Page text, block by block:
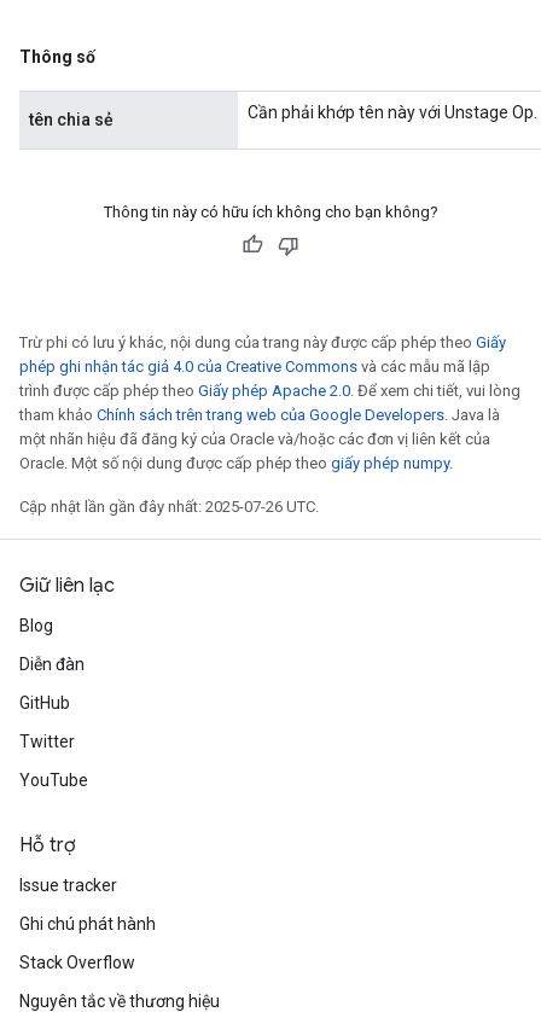
Thông số
tên chia sẻ Cần phải khớp tên này với Unstage Op.
Thông tin này có hữu ích không cho bạn không?
Trừ phi có lưu ý khác, nội dung của trang này được cấp phép theo Giấy
phép ghi nhận tác giả 4.0 của Creative Commons và các mẫu mã lập
trình được cấp phép theo Giấy phép Apache 2.0. Để xem chi tiết, vui lòng
tham khảo Chính sách trên trang web của Google Developers. Java là
một nhãn hiệu đã đăng ký của Oracle và/hoặc các đơn vị liên kết của
Oracle. Một số nội dung được cấp phép theo giấy phép numpy.
Cập nhật lần gần đây nhất: 2025-07-26 UTC.
Giữ liên lạc
Blog
Diễn đàn
GitHub
Twitter
YouTube
Hỗ trợ
Issue tracker
Ghi chú phát hành
Stack Overflow
Nguyên tắc về thương hiệu